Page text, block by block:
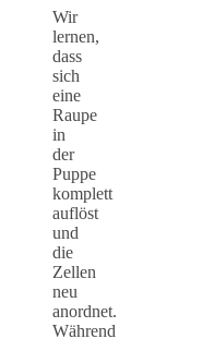
Wir
lernen,
dass
sich
eine
Raupe
in
der
Puppe
komplett
auflöst
und
die
Zellen
neu
anordnet.
Während